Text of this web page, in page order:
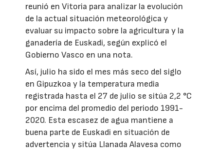
reunió en Vitoria para analizar la evolución
de la actual situación meteorológica y
evaluar su impacto sobre la agricultura y la
ganadería de Euskadi, según explicó el
Gobierno Vasco en una nota.
Así, julio ha sido el mes más seco del siglo
en Gipuzkoa y la temperatura media
registrada hasta el 27 de julio se sitúa 2,2 °C
por encima del promedio del periodo 1991-
2020. Esta escasez de agua mantiene a
buena parte de Euskadi en situación de
advertencia y sitúa Llanada Alavesa como